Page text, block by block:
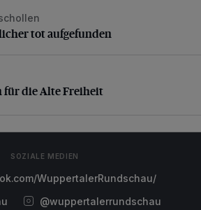
tot aufgefunden
tot aufgefunden
die Alte Freiheit
für die Alte Freiheit
SOZIALE MEDIEN
WuppertalerRundschau/
@wuppertalerrundschau